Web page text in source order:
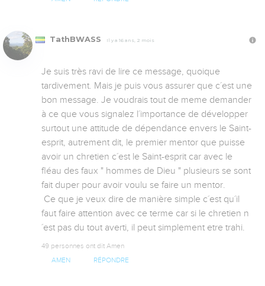
TathBWASS Il y a 16 ans, 2 mois
Je suis très ravi de lire ce message, quoique
tardivement. Mais je puis vous assurer que c´est une
bon message. Je voudrais tout de meme demander
à ce que vous signalez l´importance de développer
surtout une attitude de dépendance envers le Saint-
esprit, autrement dit, le premier mentor que puisse
avoir un chretien c´est le Saint-esprit car avec le
fléau des faux " hommes de Dieu " plusieurs se sont
fait duper pour avoir voulu se faire un mentor.
faut faire attention avec ce terme car si le chretien n
´est pas du tout averti, il peut simplement etre trahi.
49 personnes ont dit Amen
AMEN RÉPONDRE